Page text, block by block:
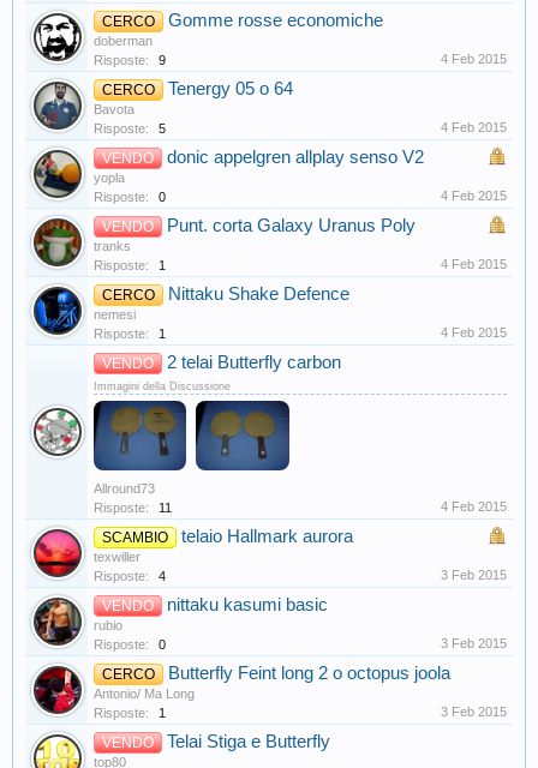
CERCO Gomme rosse economiche
doberman
Risposte:
9 4 Feb 2015
CERCO Tenergy 05 o 64
Bavota
Risposte:
5 4 Feb 2015
VENDO donic appelgren allplay senso V2
yopla
Risposte:
0 4 Feb 2015
VENDO Punt. corta Galaxy Uranus Poly
tranks
Risposte:
1 4 Feb 2015
CERCO Nittaku Shake Defence
nemesi
Risposte:
1 4 Feb 2015
VENDO 2 telai Butterfly carbon
Immagini della Discussione
Allround73
Risposte:
11 4 Feb 2015
SCAMBIO telaio Hallmark aurora
texwiller
Risposte:
4 3 Feb 2015
VENDO nittaku kasumi basic
rubio
Risposte:
0 3 Feb 2015
CERCO Butterfly Feint long 2 o octopus joola
Antonio/ Ma Long
Risposte:
1 3 Feb 2015
VENDO Telai Stiga e Butterfly
top80